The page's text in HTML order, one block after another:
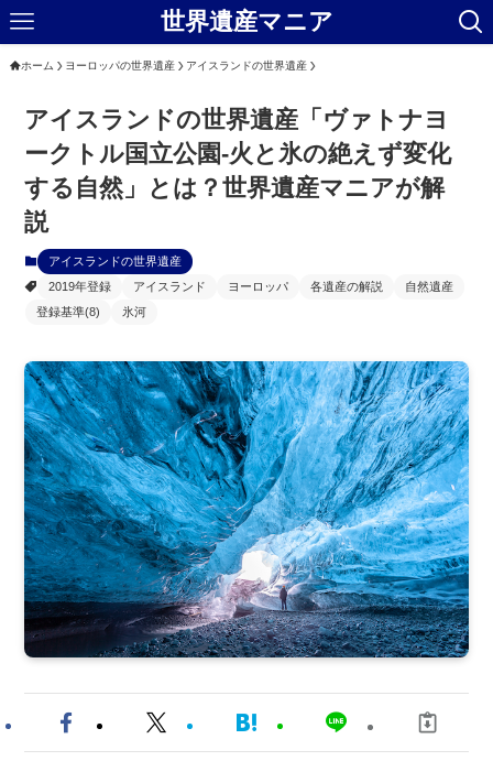
世界遺産マニア
ホーム ヨーロッパの世界遺産 アイスランドの世界遺産
アイスランドの世界遺産「ヴァトナヨ
ークトル国立公園-火と氷の絶えず変化
する自然」とは？世界遺産マニアが解
説
アイスランドの世界遺産
2019年登録
アイスランド ヨーロッパ 各遺産の解説
自然遺産
登録基準(8)
氷河